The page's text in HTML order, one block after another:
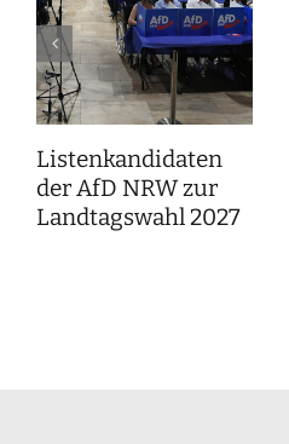
Listenkandidaten
der AfD NRW zur
Landtagswahl 2027